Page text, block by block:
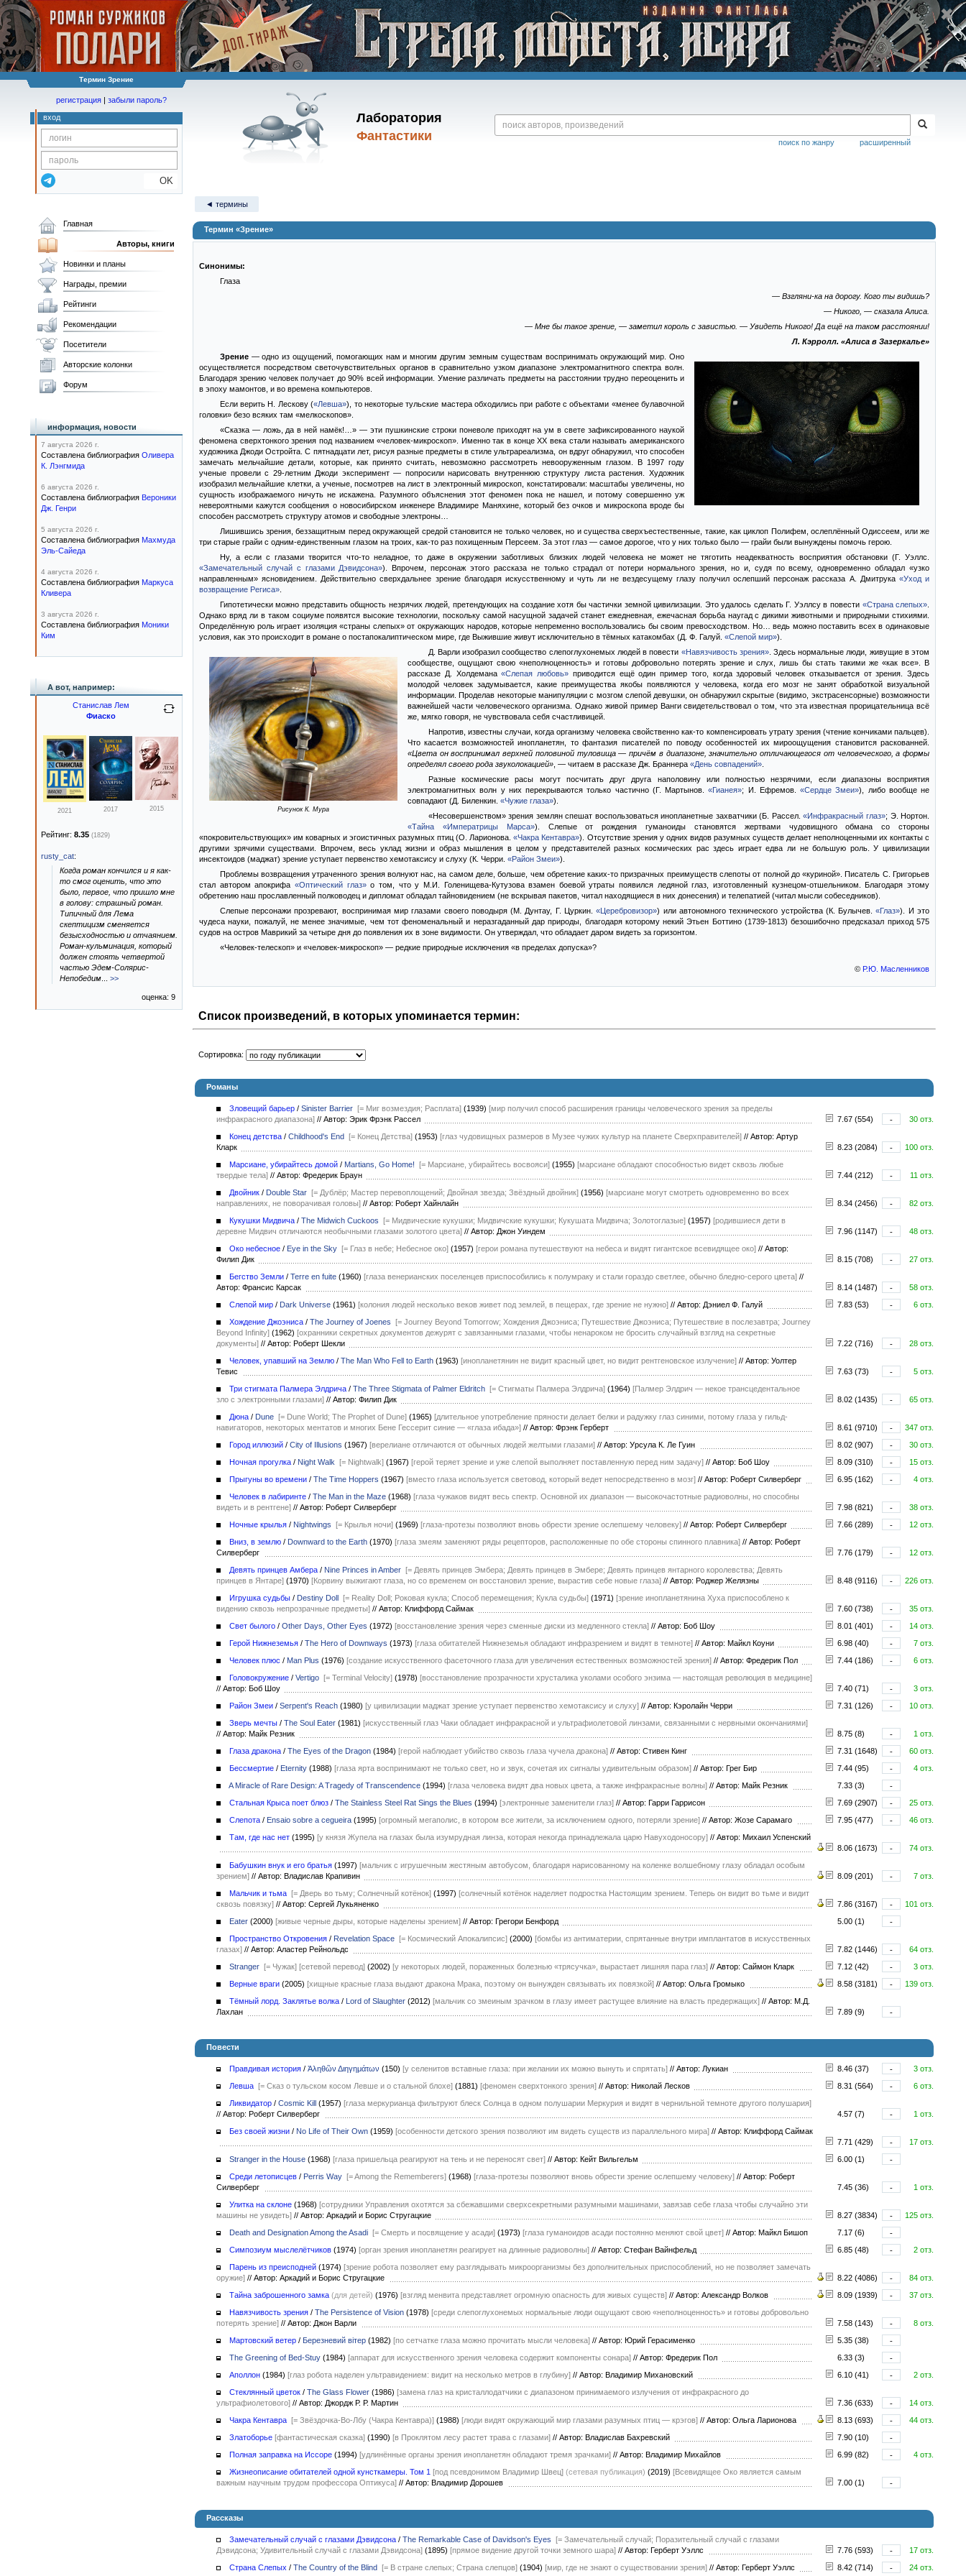
Термин Зрение
Лаборатория
Фантастики
расширенный
поиск по жанру
регистрация | забыли пароль?
вход
OK
◄ термины
Термин «Зрение»
Синонимы:
Глаза
— Взгляни-ка на дорогу. Кого ты видишь?
— Никого, — сказала Алиса.
— Мне бы такое зрение, — заметил король с завистью. — Увидеть Никого! Да ещё на таком расстоянии!
Л. Кэрролл. «Алиса в Зазеркалье»
Зрение— одно из ощущений, помогающих нам и многим другим земным существам воспринимать окружающий мир. Оно
осуществляется посредством светочувствительных органов в сравнительно узком диапазоне электромагнитного спектра волн.
Благодаря зрению человек получает до 90% всей информации. Умение различать предметы на расстоянии трудно переоценить и
в эпоху мамонтов, и во времена компьютеров.
Если верить Н. Лескову («Левша»), то некоторые тульские мастера обходились при работе с объектами «менее булавочной
головки» безо всяких там «мелкоскопов».
«Сказка — ложь, да в ней намёк!…» — эти пушкинские строки поневоле приходят на ум в свете зафиксированного наукой
феномена сверхтонкого зрения под названием «человек-микроскоп». Именно так в конце ХХ века стали называть американского
художника Джоди Остройта. С пятнадцати лет, рисуя разные предметы в стиле ультрареализма, он вдруг обнаружил, что способен
замечать мельчайшие детали, которые, как принято считать, невозможно рассмотреть невооруженным глазом. В 1997 году
ученые провели с 29-летним Джоди эксперимент — попросили нарисовать внутреннюю структуру листа растения. Художник
изобразил мельчайшие клетки, а ученые, посмотрев на лист в электронный микроскоп, констатировали: масштабы увеличены, но
сущность изображаемого ничуть не искажена. Разумного объяснения этот феномен пока не нашел, и потому совершенно уж
невероятными кажутся сообщения о новосибирском инженере Владимире Маняхине, который без очков и микроскопа вроде бы
способен рассмотреть структуру атомов и свободные электроны…
Лишившись зрения, беззащитным перед окружающей средой становится не только человек, но и существа сверхъестественные, такие, как циклоп Полифем, ослеплённый Одиссеем, или же
три старые грайи с одним-единственным глазом на троих, как-то раз похищенным Персеем. За этот глаз — самое дорогое, что у них только было — грайи были вынуждены помочь герою.
Ну, а если с глазами творится что-то неладное, то даже в окружении заботливых близких людей человека не может не тяготить неадекватность восприятия обстановки (Г. Уэллс.
«Замечательный случай с глазами Дэвидсона»). Впрочем, персонаж этого рассказа не только страдал от потери нормального зрения, но и, судя по всему, одновременно обладал «узко
направленным» ясновидением. Действительно сверхдальнее зрение благодаря искусственному и чуть ли не вездесущему глазу получил ослепший персонаж рассказа А. Дмитрука «Уход и
возвращение Региса»
Гипотетически можно представить общность незрячих людей, претендующих на создание хотя бы частички земной цивилизации. Это удалось сделать Г. Уэллсу в повести «Страна слепых»
Однако вряд ли в таком социуме появятся высокие технологии, поскольку самой насущной задачей станет ежедневная, ежечасная борьба наугад с дикими животными и природными стихиями.
Определённую роль играет изоляция «страны слепых» от окружающих народов, которые непременно воспользовались бы своим превосходством. Но… ведь можно поставить всех в одинаковые
условия, как это происходит в романе о постапокалиптическом мире, где Выжившие живут исключительно в тёмных катакомбах (Д. Ф. Галуй. «Слепой мир»).
Рисунок К. Мура
Д. Варли изобразил сообщество слепоглухонемых людей в повести «Навязчивость зрения». Здесь нормальные люди, живущие в этом
сообществе, ощущают свою «неполноценность» и готовы добровольно потерять зрение и слух, лишь бы стать такими же «как все». В
рассказе Д. Холдемана«Слепая любовь» приводится ещё один пример того, когда здоровый человек отказывается от зрения. Здесь
молодой человек задумывается, какие преимущества якобы появляются у человека, когда его мозг не занят обработкой визуальной
информации. Проделав некоторые манипуляции с мозгом слепой девушки, он обнаружил скрытые (видимо, экстрасенсорные) возможности
важнейшей части человеческого организма. Однако живой пример Ванги свидетельствовал о том, что эта известная прорицательница всё
же, мягко говоря, не чувствовала себя счастливицей.
Напротив, известны случаи, когда организму человека свойственно как-то компенсировать утрату зрения (чтение кончиками пальцев).
Что касается возможностей инопланетян, то фантазия писателей по поводу особенностей их мироощущения становится раскованней.
«Цвета он воспринимал верхней половиной туловища — причём в диапазоне, значительно отличающегося от человеческого, а формы
определял своего рода звуколокацией» , — читаем в рассказе Дж. Браннера «День совпадений»
Разные космические расы могут посчитать друг друга наполовину или полностью незрячими, если диапазоны восприятия
электромагнитных волн у них перекрываются только частично (Г. Мартынов.«Гианея»; И. Ефремов. «Сердце Змеи»), либо вообще не
совпадают (Д. Биленкин. «Чужие глаза»).
«Несовершенством» зрения землян спешат воспользоваться инопланетные захватчики (Б. Рассел.«Инфракрасный глаз»; Э. Нортон.
«Тайна «Императрицы Марса»). Слепые от рождения гуманоиды становятся жертвами чудовищного обмана со стороны
«покровительствующих» им коварных и эгоистичных разумных птиц (О. Ларионова.«Чакра Кентавра»). Отсутствие зрения у одних видов разумных существ делает неполноценными их контакты с
другими зрячими существами. Впрочем, весь уклад жизни и образ мышления в целом у представителей разных космических рас здесь играет едва ли не большую роль. У цивилизации
инсектоидов (маджат) зрение уступает первенство хемотаксису и слуху (К. Черри. «Район Змеи»).
Проблемы возвращения утраченного зрения волнуют нас, на самом деле, больше, чем обретение каких-то призрачных преимуществ слепоты от полной до «куриной». Писатель С. Григорьев
стал автором апокрифа «Оптический глаз»о том, что у М.И. Голенищева-Кутузова взамен боевой утраты появился ледяной глаз, изготовленный кузнецом-отшельником. Благодаря этому
обретению наш прославленный полководец и дипломат обладал тайновидением (не вскрывая пакетов, читал находящиеся в них донесения) и телепатией (читал мысли собеседников).
Слепые персонажи прозревают, воспринимая мир глазами своего поводыря (М. Дунтау, Г. Цуркин.«Церебровизор») или автономного технического устройства (К. Булычев.«Глаз»). И это
чудеса науки, пожалуй, не менее значимые, чем тот феноменальный и неразгаданный дар природы, благодаря которому некий Этьен Боттино (1739-1813) безошибочно предсказал приход 575
судов на остров Маврикий за четыре дня до появления их в зоне видимости. Он утверждал, что обладает даром видеть за горизонтом.
«Человек-телескоп» и «человек-микроскоп» — редкие природные исключения «в пределах допуска»?
© Р.Ю. Масленников
Список произведений, в которых упоминается термин:
Сортировка:
Романы
Зловещий барьер / Sinister Barrier [= Миг возмездия; Расплата] (1939) [мир получил способ расширения границы человеческого зрения за пределы
инфракрасного диапазона] // Автор: Эрик Фрэнк Рассел 7.67 (554) -
30 отз.
Конец детства / Childhood's End [= Конец Детства] (1953) [глаз чудовищных размеров в Музее чужих культур на планете Сверхправителей] // Автор: Артур
Кларк
8.23 (2084) -
100 отз.
Марсиане, убирайтесь домой / Martians, Go Home! [= Марсиане, убирайтесь восвояси] (1955) [марсиане обладают способностью видет сквозь любые
твердые тела] // Автор: Фредерик Браун 7.44 (212) -
11 отз.
Двойник / Double Star [= Дублёр; Мастер перевоплощений; Двойная звезда; Звёздный двойник] (1956) [марсиане могут смотреть одновременно во всех
направлениях, не поворачивая головы] // Автор: Роберт Хайнлайн 8.34 (2456) -
82 отз.
Кукушки Мидвича / The Midwich Cuckoos [= Мидвические кукушки; Мидвичские кукушки; Кукушата Мидвича; Золотоглазые] (1957) [родившиеся дети в
деревне Мидвич отличаются необычными глазами золотого цвета] // Автор: Джон Уиндем 7.96 (1147) -
48 отз.
Око небесное / Eye in the Sky [= Глаз в небе; Небесное око] (1957) [герои романа путешествуют на небеса и видят гигантское всевидящее око] // Автор:
Филип Дик
8.15 (708) -
27 отз.
Бегство Земли / Terre en fuite (1960) [глаза венерианских поселенцев приспособились к полумраку и стали гораздо светлее, обычно бледно-серого цвета] //
Автор: Франсис Карсак
8.14 (1487) -
58 отз.
Слепой мир / Dark Universe (1961) [колония людей несколько веков живет под землей, в пещерах, где зрение не нужно] // Автор: Дэниел Ф. Галуй 7.83 (53) -
6 отз.
Хождение Джоэниса / The Journey of Joenes [= Journey Beyond Tomorrow; Хождения Джоэниса; Путешествие Джоэниса; Путешествие в послезавтра; Journey
Beyond Infinity] (1962) [охранники секретных документов дежурят с завязанными глазами, чтобы ненароком не бросить случайный взгляд на секретные
документы] // Автор: Роберт Шекли 7.22 (716) -
28 отз.
Человек, упавший на Землю / The Man Who Fell to Earth (1963) [инопланетянин не видит красный цвет, но видит рентгеновское излучение] // Автор: Уолтер
Тевис
7.63 (73) -
5 отз.
Три стигмата Палмера Элдрича / The Three Stigmata of Palmer Eldritch [= Стигматы Палмера Элдрича] (1964) [Палмер Элдрич — некое трансцедентальное
зло с электронными глазами] // Автор: Филип Дик 8.02 (1435) -
65 отз.
Дюна / Dune [= Dune World; The Prophet of Dune] (1965) [длительное употребление пряности делает белки и радужку глаз синими, потому глаза у гильд-
навигаторов, некоторых ментатов и многих Бене Гессерит синие — «глаза ибада»] // Автор: Фрэнк Герберт 8.61 (9710) -
347 отз.
Город иллюзий / City of Illusions (1967) [верелиане отличаются от обычных людей желтыми глазами] // Автор: Урсула К. Ле Гуин 8.02 (907) -
30 отз.
Ночная прогулка / Night Walk [= Nightwalk] (1967) [герой теряет зрение и уже слепой выполняет поставленную перед ним задачу] // Автор: Боб Шоу 8.09 (310) -
15 отз.
Прыгуны во времени / The Time Hoppers (1967) [вместо глаза используется световод, который ведет непосредственно в мозг] // Автор: Роберт Силверберг 6.95 (162) -
4 отз.
Человек в лабиринте / The Man in the Maze (1968) [глаза чужаков видят весь спектр. Основной их диапазон — высокочастотные радиоволны, но способны
видеть и в рентгене] // Автор: Роберт Силверберг 7.98 (821) -
38 отз.
Ночные крылья / Nightwings [= Крылья ночи] (1969) [глаза-протезы позволяют вновь обрести зрение ослепшему человеку] // Автор: Роберт Силверберг 7.66 (289) -
12 отз.
Вниз, в землю / Downward to the Earth (1970) [глаза змеям заменяют ряды рецепторов, расположенные по обе стороны спинного плавника] // Автор: Роберт
Силверберг
7.76 (179) -
12 отз.
Девять принцев Амбера / Nine Princes in Amber [= Девять принцев Эмбера; Девять принцев в Эмбере; Девять принцев янтарного королевства; Девять
принцев в Янтаре] (1970) [Корвину выжигают глаза, но со временем он восстановил зрение, вырастив себе новые глаза] // Автор: Роджер Желязны 8.48 (9116) -
226 отз.
Игрушка судьбы / Destiny Doll [= Reality Doll; Роковая кукла; Способ перемещения; Кукла судьбы] (1971) [зрение инопланетянина Хуха приспособлено к
видению сквозь непрозрачные предметы] // Автор: Клиффорд Саймак 7.60 (738) -
35 отз.
Свет былого / Other Days, Other Eyes (1972) [восстановление зрения через сменные диски из медленного стекла] // Автор: Боб Шоу 8.01 (401) -
14 отз.
Герой Нижнеземья / The Hero of Downways (1973) [глаза обитателей Нижнеземья обладают инфразрением и видят в темноте] // Автор: Майкл Коуни 6.98 (40) -
7 отз.
Человек плюс / Man Plus (1976) [создание искусственного фасеточного глаза для увеличения естественных возможностей зрения] // Автор: Фредерик Пол 7.44 (186) -
6 отз.
Головокружение / Vertigo [= Terminal Velocity] (1978) [восстановление прозрачности хрусталика уколами особого энзима — настоящая революция в медицине]
// Автор: Боб Шоу 7.40 (71) -
3 отз.
Район Змеи / Serpent's Reach (1980) [у цивилизации маджат зрение уступает первенство хемотаксису и слуху] // Автор: Кэролайн Черри 7.31 (126) -
10 отз.
Зверь мечты / The Soul Eater (1981) [искусственный глаз Чаки обладает инфракрасной и ультрафиолетовой линзами, связанными с нервными окончаниями]
// Автор: Майк Резник 8.75 (8) -
1 отз.
Глаза дракона / The Eyes of the Dragon (1984) [герой наблюдает убийство сквозь глаза чучела дракона] // Автор: Стивен Кинг 7.31 (1648) -
60 отз.
Бессмертие / Eternity (1988) [глаза ярта воспринимают не только свет, но и звук, сочетая их сигналы удивительным образом] // Автор: Грег Бир 7.44 (95) -
4 отз.
A Miracle of Rare Design: A Tragedy of Transcendence (1994) [глаза человека видят два новых цвета, а также инфракрасные волны] // Автор: Майк Резник 7.33 (3)
-
Стальная Крыса поет блюз / The Stainless Steel Rat Sings the Blues (1994) [электронные заменители глаз] // Автор: Гарри Гаррисон 7.69 (2907) -
25 отз.
Слепота / Ensaio sobre a cegueira (1995) [огромный мегаполис, в котором все жители, за исключением одного, потеряли зрение] // Автор: Жозе Сарамаго 7.95 (477) -
46 отз.
Там, где нас нет (1995) [у князя Жупела на глазах была изумрудная линза, которая некогда принадлежала царю Навуходоносору] // Автор: Михаил Успенский
8.06 (1673)
-
74 отз.
Бабушкин внук и его братья (1997) [мальчик с игрушечным жестяным автобусом, благодаря нарисованному на коленке волшебному глазу обладал особым
зрением] // Автор: Владислав Крапивин 8.09 (201) -
7 отз.
Мальчик и тьма [= Дверь во тьму; Солнечный котёнок] (1997) [солнечный котёнок наделяет подростка Настоящим зрением. Теперь он видит во тьме и видит
сквозь повязку] // Автор: Сергей Лукьяненко 7.86 (3167) -
101 отз.
Eater (2000) [живые черные дыры, которые наделены зрением] // Автор: Грегори Бенфорд 5.00 (1)
-
Пространство Откровения / Revelation Space [= Космический Апокалипсис] (2000) [бомбы из антиматерии, спрятанные внутри имплантатов в искусственных
глазах] // Автор: Аластер Рейнольдс 7.82 (1446) -
64 отз.
Stranger [= Чужак] [сетевой перевод] (2002) [у некоторых людей, пораженных болезнью «трясучка», вырастает лишняя пара глаз] // Автор: Саймон Кларк 7.12 (42) -
3 отз.
Верные враги (2005) [хищные красные глаза выдают дракона Мрака, поэтому он вынужден связывать их повязкой] // Автор: Ольга Громыко 8.58 (3181) -
139 отз.
Тёмный лорд. Заклятье волка / Lord of Slaughter (2012) [мальчик со змеиным зрачком в глазу имеет растущее влияние на власть предержащих] // Автор: М.Д.
Лахлан
7.89 (9) -
Повести
Правдивая история / Ἀληθῶν Διηγημάτων (150) [у селенитов вставные глаза: при желании их можно вынуть и спрятать] // Автор: Лукиан 8.46 (37) -
3 отз.
Левша [= Сказ о тульском косом Левше и о стальной блохе] (1881) [феномен сверхтонкого зрения] // Автор: Николай Лесков 8.31 (564) -
6 отз.
Ликвидатор / Cosmic Kill (1957) [глаза меркурианца фильтруют блеск Солнца в одном полушарии Меркурия и видят в чернильной темноте другого полушария]
// Автор: Роберт Силверберг 4.57 (7) -
1 отз.
Без своей жизни / No Life of Their Own (1959) [особенности детского зрения позволяют им видеть существ из параллельного мира] // Автор: Клиффорд Саймак
7.71 (429)
-
17 отз.
Stranger in the House (1968) [глаза пришельца реагируют на тень и не переносят свет] // Автор: Кейт Вильгельм 6.00 (1)
-
Среди летописцев / Perris Way [= Among the Rememberers] (1968) [глаза-протезы позволяют вновь обрести зрение ослепшему человеку] // Автор: Роберт
Силверберг
7.45 (36) -
1 отз.
Улитка на склоне (1968) [сотрудники Управления охотятся за сбежавшими сверхсекретными разумными машинами, завязав себе глаза чтобы случайно эти
машины не увидеть] // Автор: Аркадий и Борис Стругацкие 8.27 (3834) -
125 отз.
Death and Designation Among the Asadi [= Смерть и посвящение у асади] (1973) [глаза гуманоидов асади постоянно меняют свой цвет] // Автор: Майкл Бишоп 7.17 (6)
-
Симпозиум мыслелётчиков (1974) [орган зрения инопланетян реагирует на длинные радиоволны] // Автор: Стефан Вайнфельд 6.85 (48) -
2 отз.
Парень из преисподней (1974) [зрение робота позволяет ему разглядывать микроорганизмы без дополнительных приспособлений, но не позволяет замечать
оружие] // Автор: Аркадий и Борис Стругацкие 8.22 (4086) -
84 отз.
Тайна заброшенного замка (для детей) (1976) [взгляд менвита представляет огромную опасность для живых существ] // Автор: Александр Волков 8.09 (1939) -
37 отз.
Навязчивость зрения / The Persistence of Vision (1978) [среди слепоглухонемых нормальные люди ощущают свою «неполноценность» и готовы добровольно
потерять зрение] // Автор: Джон Варли 7.58 (143) -
8 отз.
Мартовский ветер / Березневий вітер (1982) [по сетчатке глаза можно прочитать мысли человека] // Автор: Юрий Герасименко 5.35 (38)
-
The Greening of Bed-Stuy (1984) [аппарат для искусственного зрения человека содержит компоненты сонара] // Автор: Фредерик Пол 6.33 (3)
-
Аполлон (1984) [глаз робота наделен ультравидением: видит на несколько метров в глубину] // Автор: Владимир Михановский 6.10 (41) -
2 отз.
Стеклянный цветок / The Glass Flower (1986) [замена глаз на кристаллодатчики с диапазоном принимаемого излучения от инфракрасного до
ультрафиолетового] // Автор: Джордж Р. Р. Мартин 7.36 (633) -
14 отз.
Чакра Кентавра [= Звёздочка-Во-Лбу (Чакра Кентавра)] (1988) [люди видят окружающий мир глазами разумных птиц — крэгов] // Автор: Ольга Ларионова 8.13 (693) -
44 отз.
Златоборье [фантастическая сказка] (1990) [в Проклятом лесу растет трава с глазами] // Автор: Владислав Бахревский 7.90 (10)
-
Полная заправка на Иссоре (1994) [удлинённые органы зрения инопланетян обладают тремя зрачками] // Автор: Владимир Михайлов 6.99 (82) -
4 отз.
Жизнеописание обитателей одной кунсткамеры. Том 1 [под псевдонимом Владимир Швец] (сетевая публикация) (2019) [Всевидящее Око является самым
важным научным трудом профессора Оптикуса] // Автор: Владимир Дорошев 7.00 (1) -
Рассказы
Замечательный случай с глазами Дэвидсона / The Remarkable Case of Davidson's Eyes [= Замечательный случай; Поразительный случай с глазами
Дэвидсона; Удивительный случай с глазами Дэвидсона] (1895) [прямое видение другой точки земного шара] // Автор: Герберт Уэллс 7.76 (593) -
17 отз.
Страна Слепых / The Country of the Blind [= В стране слепых; Страна слепцов] (1904) [мир, где не знают о существовании зрения] // Автор: Герберт Уэллс 8.42 (714) - 24 отз.
Главная
Авторы, книги
Новинки и планы
Награды, премии
Рейтинги
Рекомендации
Посетители
Авторские колонки
Форум
информация, новости
7 августа 2026 г.
Составлена библиография Оливера
К. Лэнгмида
6 августа 2026 г.
Составлена библиография Вероники
Дж. Генри
5 августа 2026 г.
Составлена библиография Махмуда
Эль-Сайеда
4 августа 2026 г.
Составлена библиография Маркуса
Кливера
3 августа 2026 г.
Составлена библиография Моники
Ким
А вот, например:
Станислав Лем
Фиаско
2021 2017 2015
Рейтинг: 8.35 (1829)
rusty_cat:
Когда роман кончился и я как-
то смог оценить, что это
было, первое, что пришло мне
в голову: страшный роман.
Типичный для Лема
скептицизм сменяется
безысходностью и отчаянием.
Роман-кульминация, который
должен стоять четвертой
частью Эдем-Солярис-
Непобедим
>>
оценка: 9